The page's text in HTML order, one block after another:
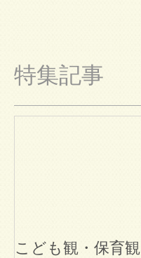
特集記事
こども観・保育観